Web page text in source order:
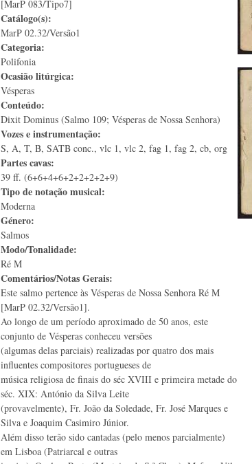
[MarP 083/Tipo7]
Catálogo(s):
MarP 02.32/Versão1
Categoria:
Polifonia
Ocasião litúrgica:
Vésperas
Conteúdo:
Dixit Dominus (Salmo 109; Vésperas de Nossa Senhora)
Vozes e instrumentação:
S, A, T, B, SATB conc., vlc 1, vlc 2, fag 1, fag 2, cb, org
Partes cavas:
39 ff. (6+6+4+6+2+2+2+2+9)
Tipo de notação musical:
Moderna
Género:
Salmos
Modo/Tonalidade:
Ré M
Comentários/Notas Gerais:
Este salmo pertence às Vésperas de Nossa Senhora Ré M
[MarP 02.32/Versão1].
Ao longo de um período aproximado de 50 anos, este
conjunto de Vésperas conheceu versões
(algumas delas parciais) realizadas por quatro dos mais
influentes compositores portugueses de
música religiosa de finais do séc XVIII e primeira metade do
séc. XIX: António da Silva Leite
(provavelmente), Fr. João da Soledade, Fr. José Marques e
Silva e Joaquim Casimiro Júnior.
Além disso terão sido cantadas (pelo menos parcialmente)
em Lisboa (Patriarcal e outras